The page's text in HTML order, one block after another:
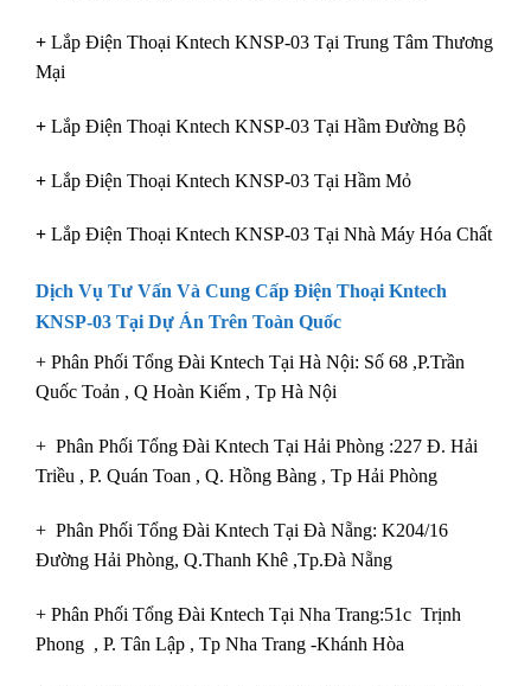
+ Lắp Điện Thoại Kntech KNSP-03 Tại Trung Tâm Thương
Mại
+ Lắp Điện Thoại Kntech KNSP-03 Tại Hầm Đường Bộ
+ Lắp Điện Thoại Kntech KNSP-03 Tại Hầm Mỏ
+ Lắp Điện Thoại Kntech KNSP-03 Tại Nhà Máy Hóa Chất
Dịch Vụ Tư Vấn Và Cung Cấp Điện Thoại Kntech
KNSP-03 Tại Dự Án Trên Toàn Quốc
+ Phân Phối Tổng Đài Kntech Tại Hà Nội: Số 68 ,P.Trần
Quốc Toản , Q Hoàn Kiếm , Tp Hà Nội
+ Phân Phối Tổng Đài Kntech Tại Hải Phòng :227 Đ. Hải
Triều , P. Quán Toan , Q. Hồng Bàng , Tp Hải Phòng
+ Phân Phối Tổng Đài Kntech Tại Đà Nẵng: K204/16
Đường Hải Phòng, Q.Thanh Khê ,Tp.Đà Nẵng
+ Phân Phối Tổng Đài Kntech Tại Nha Trang:51c Trịnh
Phong , P. Tân Lập , Tp Nha Trang -Khánh Hòa